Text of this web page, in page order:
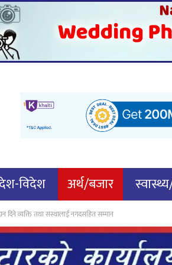
विदेश अर्थ/बजार
दिने व्यक्ति तथा संस्थालाई नगदसहित सम्मान